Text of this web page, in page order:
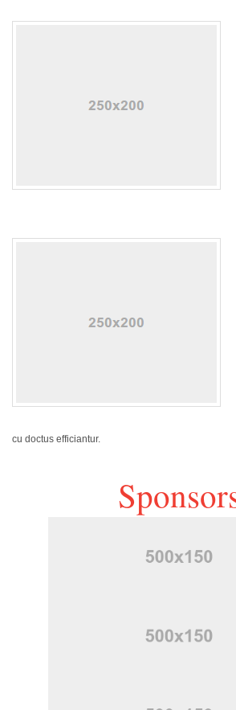
cu doctus efficiantur.